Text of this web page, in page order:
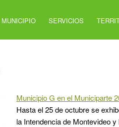
MUNICIPIO SERVICIOS
Municipio G en el Municiparte
Hasta el 25 de octubre se
la Intendencia de Montevideo